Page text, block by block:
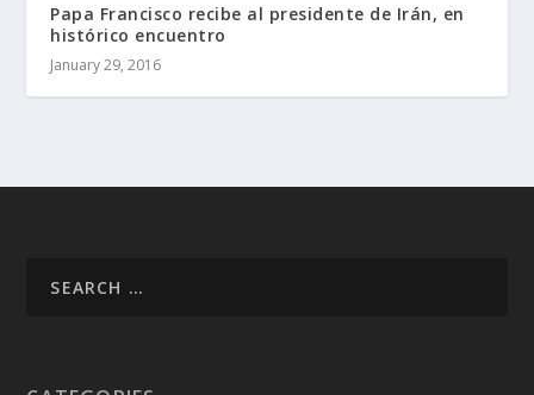
Papa Francisco recibe al presidente de Irán, en
histórico encuentro
January 29, 2016